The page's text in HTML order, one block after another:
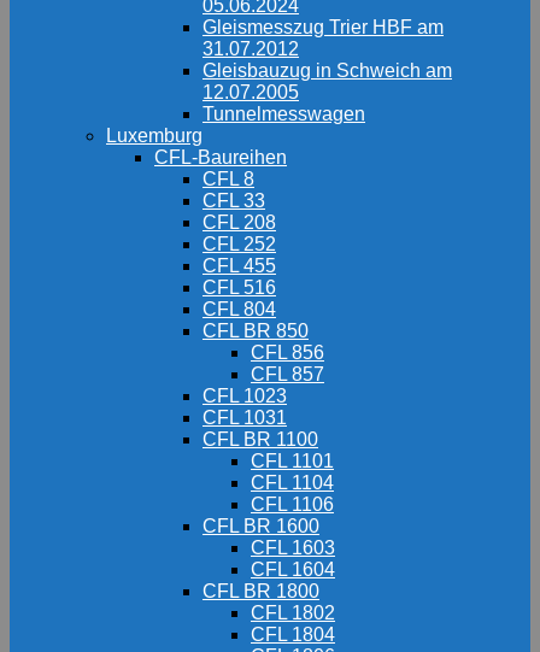
05.06.2024
Gleismesszug Trier HBF am
31.07.2012
Gleisbauzug in Schweich am
12.07.2005
Tunnelmesswagen
Luxemburg
CFL-Baureihen
CFL 8
CFL 33
CFL 208
CFL 252
CFL 455
CFL 516
CFL 804
CFL BR 850
CFL 856
CFL 857
CFL 1023
CFL 1031
CFL BR 1100
CFL 1101
CFL 1104
CFL 1106
CFL BR 1600
CFL 1603
CFL 1604
CFL BR 1800
CFL 1802
CFL 1804